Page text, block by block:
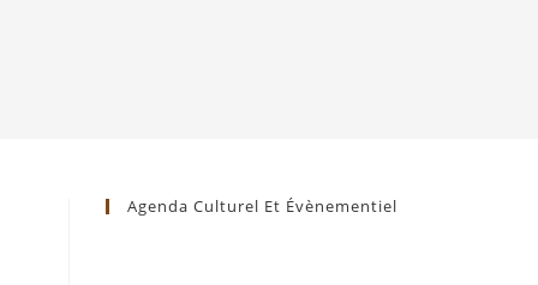
Agenda Culturel Et Évènementiel